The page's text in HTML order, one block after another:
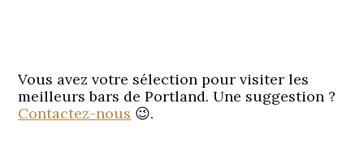
Vous avez votre sélection pour visiter les
meilleurs bars de Portland. Une suggestion ?
Contactez-nous 😉.